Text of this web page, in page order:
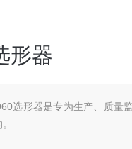
形器
选形器是专为生产、质量